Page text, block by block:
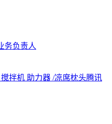
务负责人
拌机 助力器 /凉席枕头腾讯